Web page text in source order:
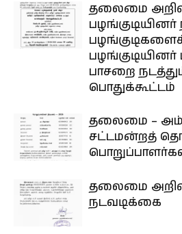
தலைமை
பழங்குடியினர்
பாசறை
பொதுக்கூட்டம்
தலைமை –
சட்டமன்றத்
தலைமை
நடவடிக்கை